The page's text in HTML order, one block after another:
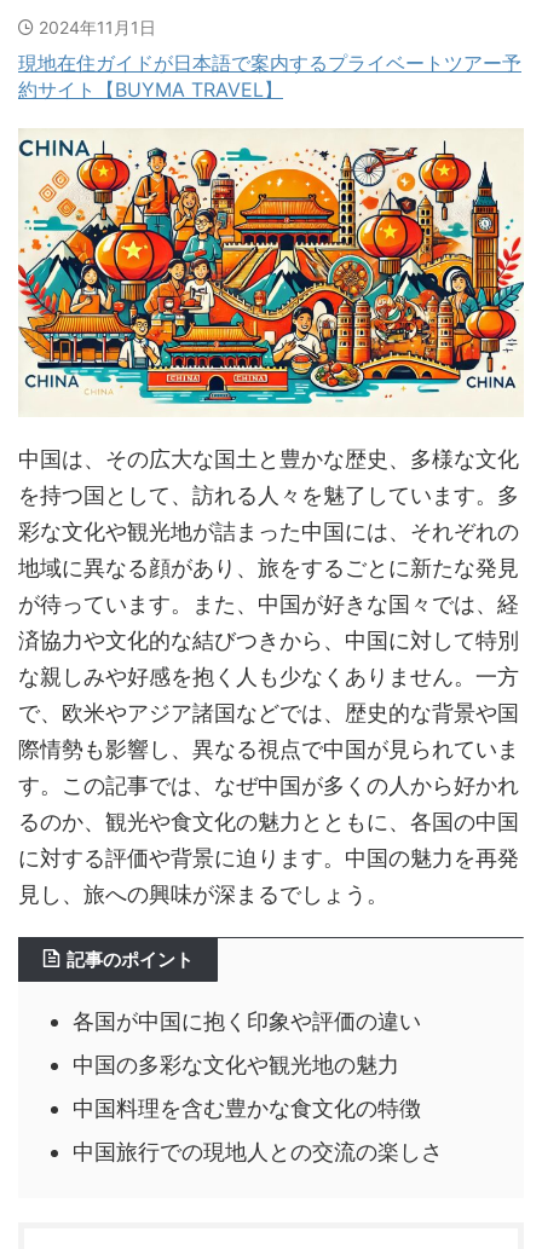
2024年11月1日
現地在住ガイドが日本語で案内するプライベートツアー予
約サイト【BUYMA TRAVEL】
中国は、その広大な国土と豊かな歴史、多様な文化
を持つ国として、訪れる人々を魅了しています。多
彩な文化や観光地が詰まった中国には、それぞれの
地域に異なる顔があり、旅をするごとに新たな発見
が待っています。また、中国が好きな国々では、経
済協力や文化的な結びつきから、中国に対して特別
な親しみや好感を抱く人も少なくありません。一方
で、欧米やアジア諸国などでは、歴史的な背景や国
際情勢も影響し、異なる視点で中国が見られていま
す。この記事では、なぜ中国が多くの人から好かれ
るのか、観光や食文化の魅力とともに、各国の中国
に対する評価や背景に迫ります。中国の魅力を再発
見し、旅への興味が深まるでしょう。
記事のポイント
各国が中国に抱く印象や評価の違い
中国の多彩な文化や観光地の魅力
中国料理を含む豊かな食文化の特徴
中国旅行での現地人との交流の楽しさ